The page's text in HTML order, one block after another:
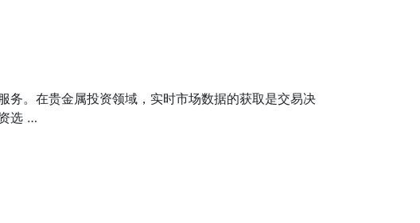
务。在贵金属投资领域，实时市场数据的获取是交易决
选 …